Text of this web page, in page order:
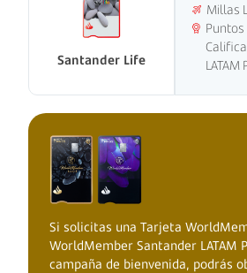
Santander Life
Millas
Puntos
LATAM
Si solicitas una Tarjeta
WorldMember Santander LATAM
campaña de bienvenida, podrás